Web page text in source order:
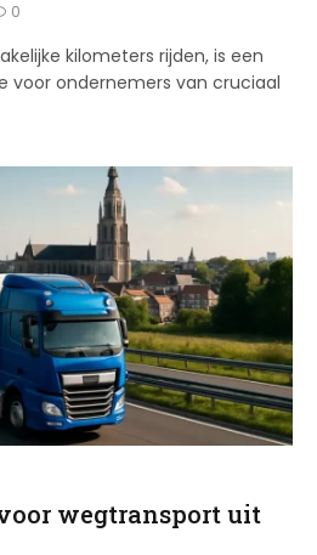
0
kilometers rijden, is een
voor ondernemers van cruciaal
wegtransport uit